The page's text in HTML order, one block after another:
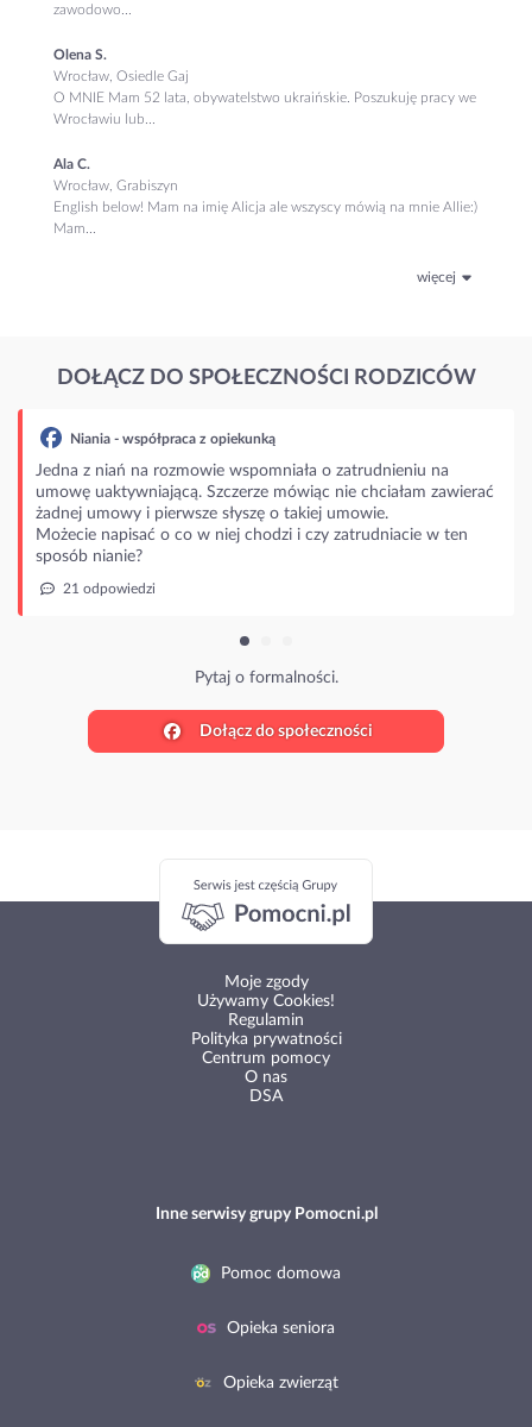
zawodowo...
Olena S.
Wrocław, Osiedle Gaj
O MNIE Mam 52 lata, obywatelstwo ukraińskie. Poszukuję pracy we
Wrocławiu lub...
Ala C.
Wrocław, Grabiszyn
English below! Mam na imię Alicja ale wszyscy mówią na mnie Allie:)
Mam...
więcej
DOŁĄCZ DO SPOŁECZNOŚCI RODZICÓW
z opiekunką
wspomniała o zatrudnieniu na
Szczerze mówiąc nie chciałam zawierać
słyszę o takiej umowie.
o co w niej chodzi i czy zatrudniacie w ten
Dołącz do społeczności
Moje zgody
Używamy Cookies!
Regulamin
Polityka prywatności
Centrum pomocy
O nas
DSA
Inne serwisy grupy Pomocni.pl
Pomoc domowa
Opieka seniora
Opieka zwierząt